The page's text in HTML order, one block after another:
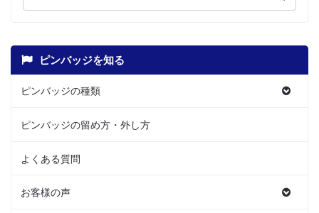
ピンバッジを知る
ピンバッジの種類
ピンバッジの留め方・外し方
よくある質問
お客様の声